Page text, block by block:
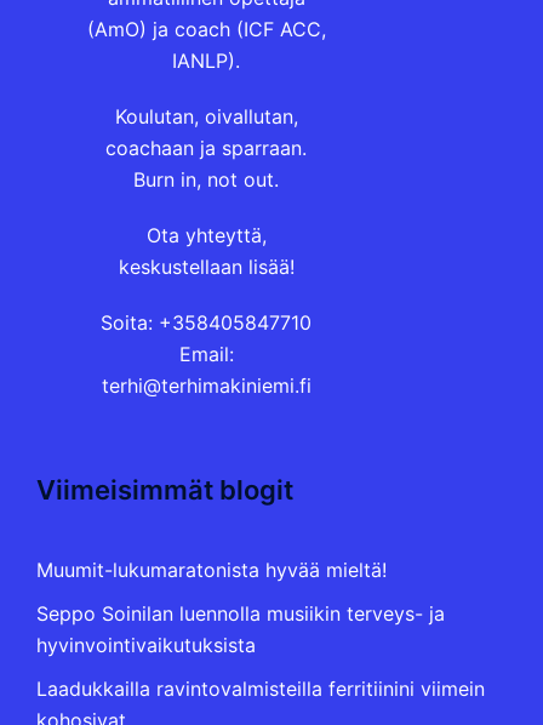
(AmO) ja coach (ICF ACC,
IANLP).
Koulutan, oivallutan,
coachaan ja sparraan.
Burn in, not out.
Ota yhteyttä,
keskustellaan lisää!
Soita: +358405847710
Email:
terhi@terhimakiniemi.fi
Viimeisimmät blogit
Muumit-lukumaratonista hyvää mieltä!
Seppo Soinilan luennolla musiikin terveys- ja
hyvinvointivaikutuksista
Laadukkailla ravintovalmisteilla ferritiinini viimein